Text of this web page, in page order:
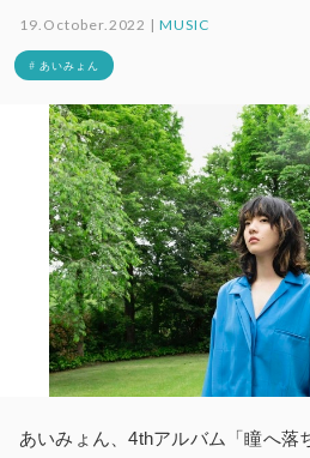
19.October.2022 |MUSIC
# あいみょん
あいみょん、4thアルバム「瞳へ落